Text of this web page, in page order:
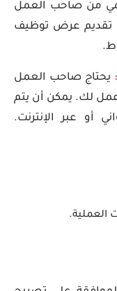
من صاحب العمل
تقديم عرض توظيف
يحتاج صاحب العمل
لك. يمكن أن يتم
أو عبر الإنترنت.
العملية.